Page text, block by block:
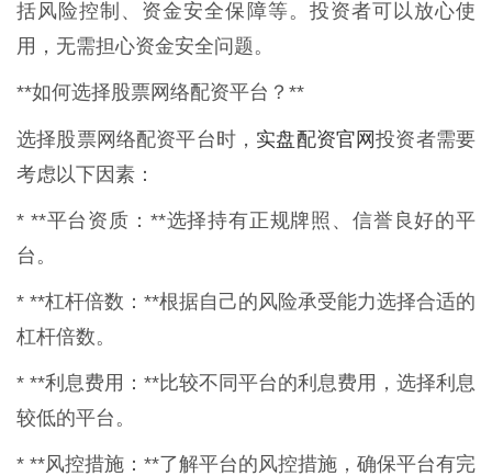
括风险控制、资金安全保障等。投资者可以放心使
用，无需担心资金安全问题。
**如何选择股票网络配资平台？**
选择股票网络配资平台时， 实盘配资官网投资者需要
考虑以下因素：
* **平台资质：**选择持有正规牌照、信誉良好的平
台。
* **杠杆倍数：**根据自己的风险承受能力选择合适的
杠杆倍数。
* **利息费用：**比较不同平台的利息费用，选择利息
较低的平台。
* **风控措施：**了解平台的风控措施，确保平台有完